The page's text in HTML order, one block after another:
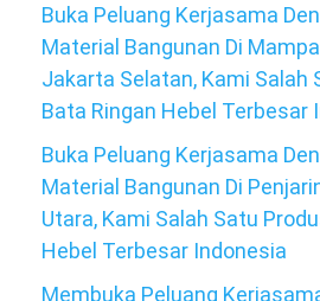
Buka Peluang Kerjasama
Material Bangunan Di
Jakarta Selatan, Kami Salah
Bata Ringan Hebel Terbesar
Buka Peluang Kerjasama
Material Bangunan Di
Utara, Kami Salah Satu
Hebel Terbesar Indonesia
Membuka Peluang